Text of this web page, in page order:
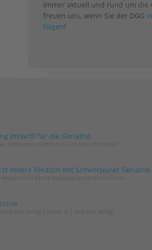
Immer aktuell und rund um die
freuen uns, wenn Sie der DGG
folgen!
(m/w/d) für die Geriatrie
Innere Medizin mit Schwerpunkt